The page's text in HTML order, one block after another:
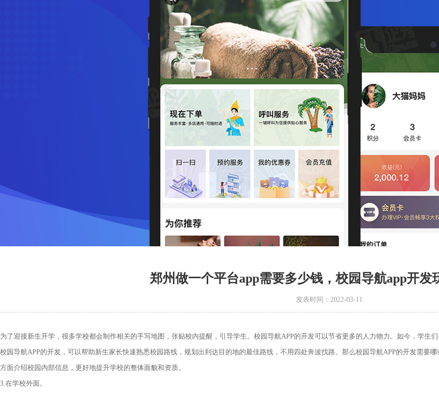
郑州做一个平台app需要多少钱，校园导航app开发
发表时间：2022-03-11
为了迎接新生开学，很多学校都会制作相关的手写地图，张贴校内提醒，引导学生。校园导航APP的开发可以节省更多的人力物力。如今，学生
校园导航APP的开发，可以帮助新生家长快速熟悉校园路线，规划出到达目的地的最佳路线，不用四处奔波找路。那么校园导航APP的开发需要
方面介绍校园内部信息，更好地提升学校的整体面貌和资质。
3.在学校外面。